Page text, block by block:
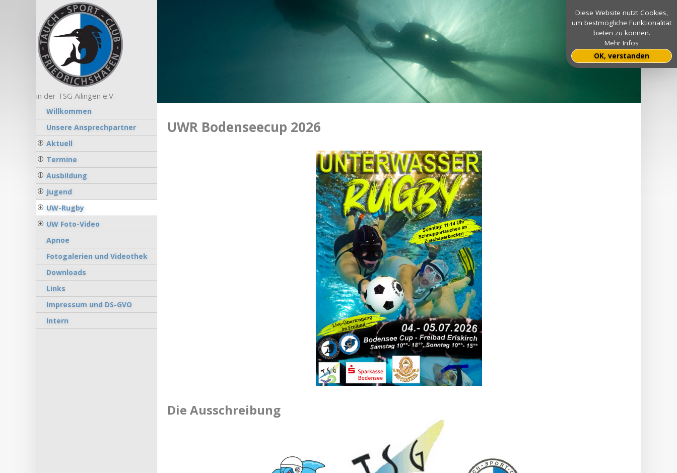
in der TSG Ailingen e.V.
Willkommen
Unsere Ansprechpartner
Aktuell
Termine
Ausbildung
Jugend
UW-Rugby
UW Foto-Video
Apnoe
Fotogalerien und Videothek
Downloads
Links
Impressum und DS-GVO
Intern
UWR Bodenseecup 2026
Die Ausschreibung
Diese Website nutzt Cookies,
um bestmögliche Funktionalität
bieten zu können.
Mehr Infos
OK, verstanden